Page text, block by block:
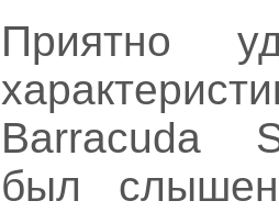
Приятно
Barracuda
был